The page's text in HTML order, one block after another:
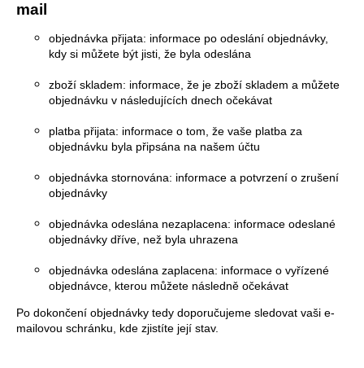
mail
objednávka přijata: informace po odeslání objednávky,
kdy si můžete být jisti, že byla odeslána
zboží skladem: informace, že je zboží skladem a můžete
objednávku v následujících dnech očekávat
platba přijata: informace o tom, že vaše platba za
objednávku byla připsána na našem účtu
objednávka stornována: informace a potvrzení o zrušení
objednávky
objednávka odeslána nezaplacena: informace odeslané
objednávky dříve, než byla uhrazena
objednávka odeslána zaplacena: informace o vyřízené
objednávce, kterou můžete následně očekávat
Po dokončení objednávky tedy doporučujeme sledovat vaši e-
mailovou schránku, kde zjistíte její stav.